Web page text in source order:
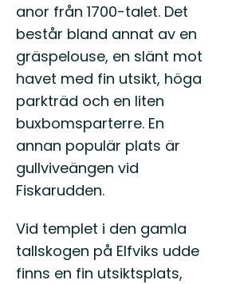
anor från 1700-talet. Det
består bland annat av en
gräspelouse, en slänt mot
havet med fin utsikt, höga
parkträd och en liten
buxbomsparterre. En
annan populär plats är
gullviveängen vid
Fiskarudden.
Vid templet i den gamla
tallskogen på Elfviks udde
finns en fin utsiktsplats,